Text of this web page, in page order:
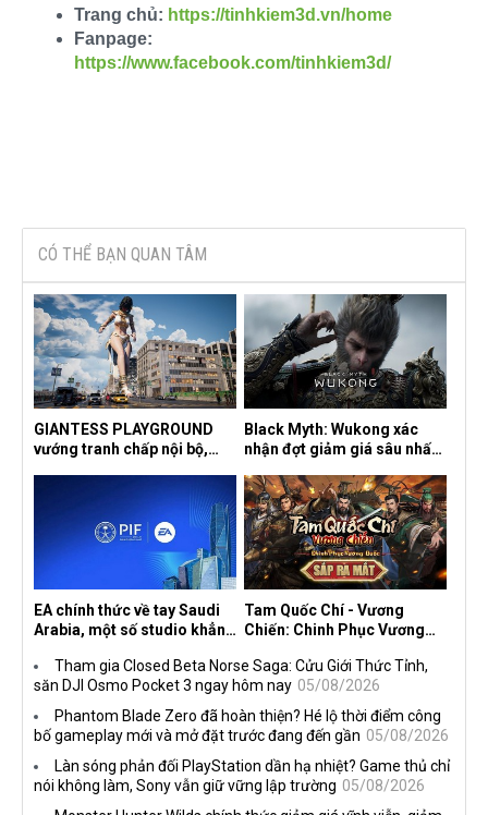
Trang chủ: https://tinhkiem3d.vn/home
Fanpage:
https://www.facebook.com/tinhkiem3d/
CÓ THỂ BẠN QUAN TÂM
GIANTESS PLAYGROUND
vướng tranh chấp nội bộ,
ngầm chiếm đoạt doanh thu
Black Myth: Wukong xác
nhận đợt giảm giá sâu nhất
trên mọi nền tảng
EA chính thức về tay Saudi
Arabia, một số studio khẳng
lược DEI
Tam Quốc Chí - Vương
Chiến: Chinh Phục Vương
sáu thị trường Đông Nam Á
Tham gia Closed Beta Norse Saga: Cửu Giới Thức Tỉnh,
săn DJI Osmo Pocket 3 ngay hôm nay 05/08/2026
Phantom Blade Zero đã hoàn thiện? Hé lộ thời điểm công
bố gameplay mới và mở đặt trước đang đến gần 05/08/2026
Làn sóng phản đối PlayStation dần hạ nhiệt? Game thủ chỉ
nói không làm, Sony vẫn giữ vững lập trường 05/08/2026